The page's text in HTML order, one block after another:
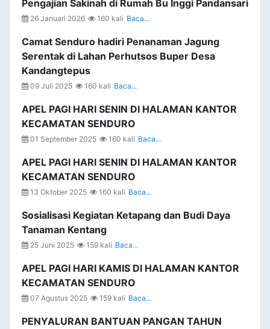
Pengajian Sakinah di Rumah Bu Inggi Pandansari
26 Januari 2026 160 kali Baca...
Camat Senduro hadiri Penanaman Jagung
Serentak di Lahan Perhutsos Buper Desa
Kandangtepus
09 Juli 2025 160 kali Baca...
APEL PAGI HARI SENIN DI HALAMAN KANTOR
KECAMATAN SENDURO
01 September 2025 160 kali Baca...
APEL PAGI HARI SENIN DI HALAMAN KANTOR
KECAMATAN SENDURO
13 Oktober 2025 160 kali Baca...
Sosialisasi Kegiatan Ketapang dan Budi Daya
Tanaman Kentang
25 Juni 2025 159 kali Baca...
APEL PAGI HARI KAMIS DI HALAMAN KANTOR
KECAMATAN SENDURO
07 Agustus 2025 159 kali Baca...
PENYALURAN BANTUAN PANGAN TAHUN